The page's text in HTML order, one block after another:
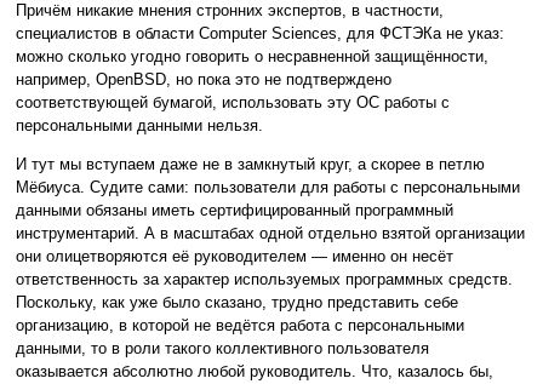
Причём никакие мнения стронних экспертов, в частности,
специалистов в области Computer Sciences, для ФСТЭКа не указ:
можно сколько угодно говорить о несравненной защищённости,
например, OpenBSD, но пока это не подтверждено
соответствующей бумагой, использовать эту ОС работы с
персональными данными нельзя.
И тут мы вступаем даже не в замкнутый круг, а скорее в петлю
Мёбиуса. Судите сами: пользователи для работы с персональными
данными обязаны иметь сертифицированный программный
инструментарий. А в масштабах одной отдельно взятой организации
они олицетворяются её руководителем — именно он несёт
ответственность за характер используемых программных средств.
Поскольку, как уже было сказано, трудно представить себе
организацию, в которой не ведётся работа с персональными
данными, то в роли такого коллективного пользователя
оказывается абсолютно любой руководитель. Что, казалось бы,